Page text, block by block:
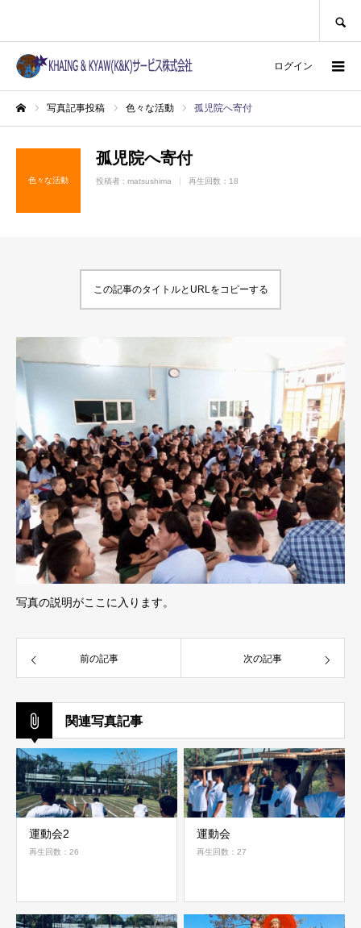
ログイン
写真記事投稿 色々な活動 孤児院へ寄付
色々な活動
孤児院へ寄付
投稿者 : matsushima 再生回数：18
この記事のタイトルとURLをコピーする
写真の説明がここに入ります。
前の記事 次の記事
関連写真記事
運動会2
再生回数：26
運動会
再生回数：27